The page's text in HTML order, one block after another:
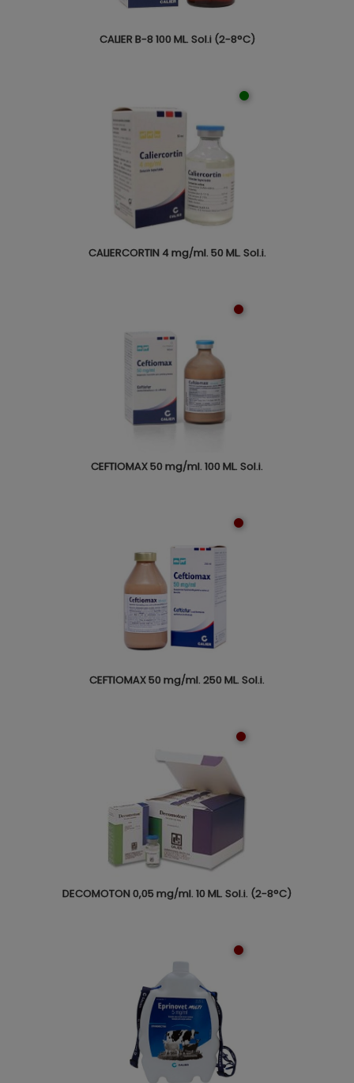
CALIER B-8 100 ML. Sol.i (2-8°C)
CALIERCORTIN 4 mg/ml. 50 ML. Sol.i.
CEFTIOMAX 50 mg/ml. 100 ML. Sol.i.
CEFTIOMAX 50 mg/ml. 250 ML. Sol.i.
DECOMOTON 0,05 mg/ml. 10 ML. Sol.i. (2-8°C)